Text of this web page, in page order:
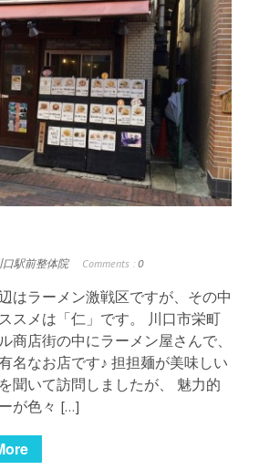
口駅前整体院 Comments : 0
はラーメン激戦区ですが、その中
スメは「仁」です。 川口市栄町
商店街の中にラーメン屋さんで、
名なお店です♪ 担担麺が美味しい
聞いて訪問しましたが、 魅力的
が色々 […]